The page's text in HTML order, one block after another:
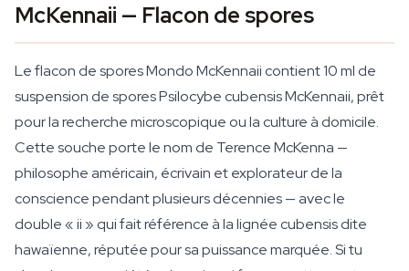
McKennaii — Flacon de spores
Le flacon de spores Mondo McKennaii contient 10 ml de
suspension de spores Psilocybe cubensis McKennaii, prêt
pour la recherche microscopique ou la culture à domicile.
Cette souche porte le nom de Terence McKenna —
philosophe américain, écrivain et explorateur de la
conscience pendant plusieurs décennies — avec le
double « ii » qui fait référence à la lignée cubensis dite
hawaïenne, réputée pour sa puissance marquée. Si tu